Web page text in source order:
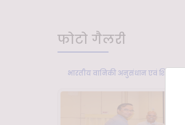
फोटो गैलरी
भारतीय वानिकी अनुसंधान एवं शिक्षा